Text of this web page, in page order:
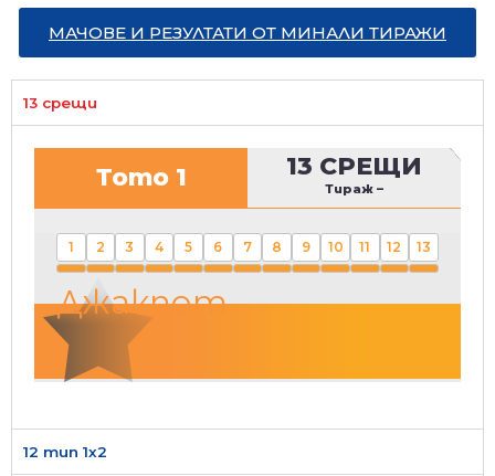
МАЧОВЕ И РЕЗУЛТАТИ ОТ МИНАЛИ ТИРАЖИ
13 срещи
Тото 1 13 СРЕЩИ
Тираж –
1 2 3 4 5 6 7 8 9 10 11 12 13
Джакпот
12 тип 1х2